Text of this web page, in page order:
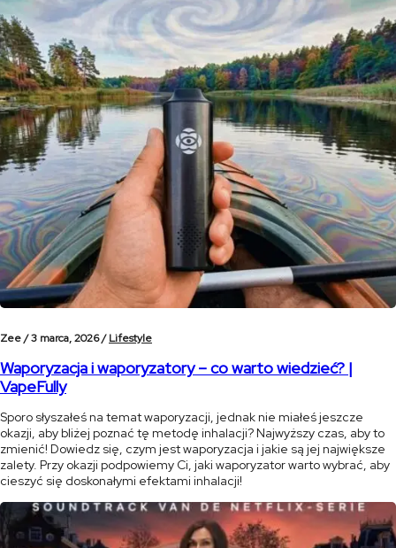
Zee /3 marca, 2026 /Lifestyle
Waporyzacja i waporyzatory – co warto wiedzieć? |
VapeFully
Sporo słyszałeś na temat waporyzacji, jednak nie miałeś jeszcze
okazji, aby bliżej poznać tę metodę inhalacji? Najwyższy czas, aby to
zmienić! Dowiedz się, czym jest waporyzacja i jakie są jej największe
zalety. Przy okazji podpowiemy Ci, jaki waporyzator warto wybrać, aby
cieszyć się doskonałymi efektami inhalacji!